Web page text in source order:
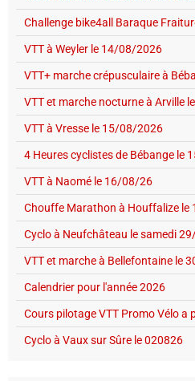
Challenge bike4all Baraque
VTT à Weyler le 14/08/2026
VTT+ marche crépusculaire à
VTT et marche nocturne à Arville
VTT à Vresse le 15/08/2026
4 Heures cyclistes de Bébange le
VTT à Naomé le 16/08/26
Chouffe Marathon à Houffalize le
Cyclo à Neufchâteau le samedi
VTT et marche à Bellefontaine le
Calendrier pour l'année 2026
Cours pilotage VTT Promo Vélo a
Cyclo à Vaux sur Sûre le 020826